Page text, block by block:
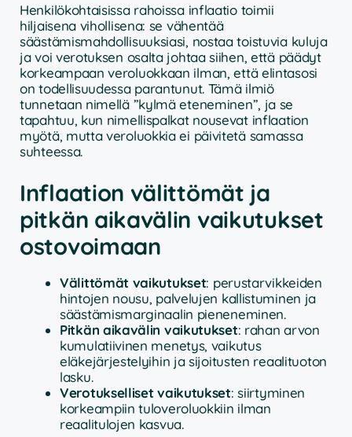
Henkilökohtaisissa rahoissa inflaatio toimii
hiljaisena vihollisena: se vähentää
säästämismahdollisuuksiasi, nostaa toistuvia kuluja
ja voi verotuksen osalta johtaa siihen, että päädyt
korkeampaan veroluokkaan ilman, että elintasosi
on todellisuudessa parantunut. Tämä ilmiö
tunnetaan nimellä ”kylmä eteneminen”, ja se
tapahtuu, kun nimellispalkat nousevat inflaation
myötä, mutta veroluokkia ei päivitetä samassa
suhteessa.
Inflaation välittömät ja
pitkän aikavälin vaikutukset
ostovoimaan
Välittömät vaikutukset: perustarvikkeiden
hintojen nousu, palvelujen kallistuminen ja
säästämismarginaalin pieneneminen.
Pitkän aikavälin vaikutukset: rahan arvon
kumulatiivinen menetys, vaikutus
eläkejärjestelyihin ja sijoitusten reaalituoton
lasku.
Verotukselliset vaikutukset: siirtyminen
korkeampiin tuloveroluokkiin ilman
reaalitulojen kasvua.